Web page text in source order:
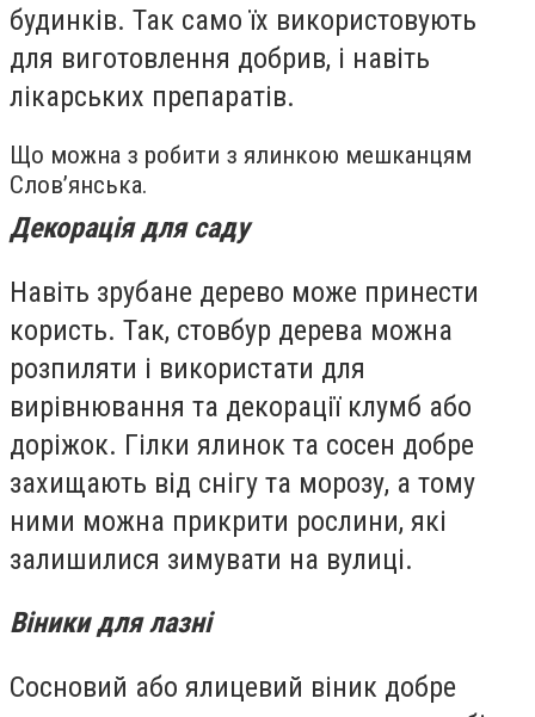
будинків. Так само їх використовують
для виготовлення добрив, і навіть
лікарських препаратів.
Що можна з робити з ялинкою мешканцям
Слов’янська.
Декорація для саду
Навіть зрубане дерево може принести
користь. Так, стовбур дерева можна
розпиляти і використати для
вирівнювання та декорації клумб або
доріжок. Гілки ялинок та сосен добре
захищають від снігу та морозу, а тому
ними можна прикрити рослини, які
залишилися зимувати на вулиці.
Віники для лазні
Сосновий або ялицевий віник добре